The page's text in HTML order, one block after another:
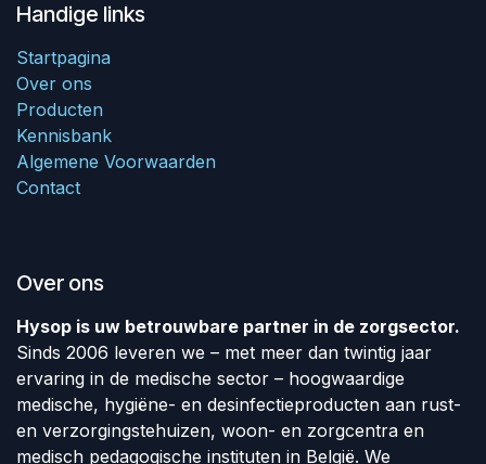
Handige links
Startpagina
Over ons
Producten
Kennisbank
Algemene Voorwaarden
Contact
Over ons
Hysop is uw betrouwbare partner in de zorgsector.
Sinds 2006 leveren we – met meer dan twintig jaar
ervaring in de medische sector – hoogwaardige
medische, hygiëne- en desinfectieproducten aan rust-
en verzorgingstehuizen, woon- en zorgcentra en
medisch pedagogische instituten in België. We